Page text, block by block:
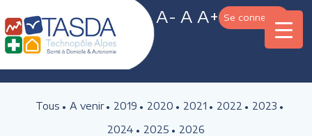
A- A A+ Se connecter
Tous A venir 2019 2020 2021 2022
2023
2024
2025 2026